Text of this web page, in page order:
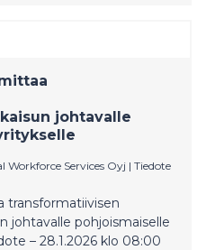
johtavalle
Workforce Services Oyj | Tiedote
transformatiivisen
johtavalle pohjoismaiselle
– 28.1.2026 klo 08:00